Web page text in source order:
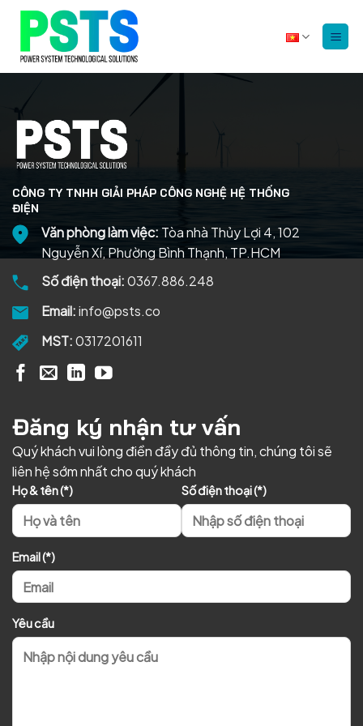
dung
CÔNG TY TNHH GIẢI PHÁP CÔNG NGHỆ HỆ THỐNG
ĐIỆN
Văn phòng làm việc: Tòa nhà Thủy Lợi 4, 102
Nguyễn Xí, Phường Bình Thạnh, TP.HCM
Số điện thoại:0367.886.248
Email:info@psts.co
MST:0317201611
Đăng ký nhận tư vấn
Quý khách vui lòng điền đầy đủ thông tin, chúng tôi sẽ
liên hệ sớm nhất cho quý khách
Họ & tên (*) Số điện thoại (*)
Email (*)
Yêu cầu